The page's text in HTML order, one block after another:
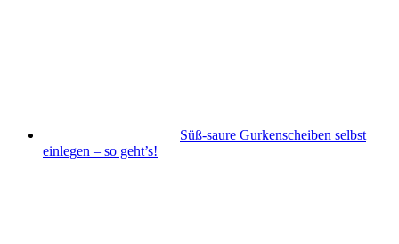
Süß-saure Gurkenscheiben selbst
einlegen – so geht’s!